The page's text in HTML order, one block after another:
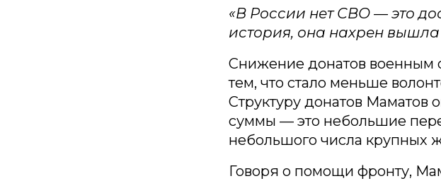
«В России нет СВО — это
история, она нахрен
Снижение донатов военным
тем, что стало меньше
Структуру донатов Маматов
суммы — это небольшие
небольшого числа крупных
Говоря о помощи фронту,